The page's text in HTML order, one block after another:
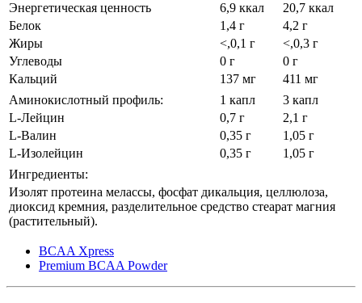
Энергетическая ценность
6,9 ккал
20,7 ккал
Белок
1,4 г
4,2 г
Жиры
<,0,1 г
<,0,3 г
Углеводы
0 г
0 г
Кальций
137 мг
411 мг
Аминокислотный профиль:
1 капл
3 капл
L-Лейцин
0,7 г
2,1 г
L-Валин
0,35 г
1,05 г
L-Изолейцин
0,35 г
1,05 г
Ингредиенты:
Изолят протеина мелассы, фосфат дикальция, целлюлоза,
диоксид кремния, разделительное средство стеарат магния
(растительный).
BCAA Xpress
Premium BCAA Powder